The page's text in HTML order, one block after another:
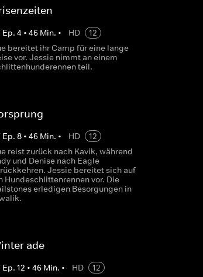
Ep. 4 • 46Min. • HD
12
bereitet ihr Camp für eine lange
vor. Jessie nimmt an einem
teil.
Ep. 8• 46Min. • HD
12
reist zurück nach Kavik, während
und Denise nach Eagle
Jessie bereitet sich auf
Hundeschlittenrennen vor. Die
erledigen Besorgungen in
ade
Ep. 12 • 46Min. • HD
12